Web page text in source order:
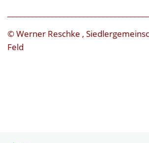
© Werner Reschke ,
Feld